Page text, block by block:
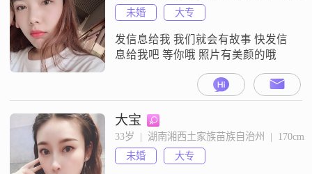
未婚
大专
发信息给我 我们就会有故事 快发信
息给我吧 等你哦 照片有美颜的哦
大宝
33岁  |  湖南湘西土家族苗族自治州  |  170cm
未婚
大专